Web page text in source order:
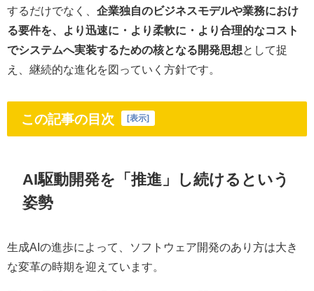
するだけでなく、 企業独自のビジネスモデルや業務におけ
る要件を、より迅速に・より柔軟に・より合理的なコスト
でシステムへ実装するための核となる開発思想 として捉
え、継続的な進化を図っていく方針です。
この記事の目次 [表示]
AI駆動開発を「推進」し続けるという
姿勢
生成AIの進歩によって、ソフトウェア開発のあり方は大き
な変革の時期を迎えています。